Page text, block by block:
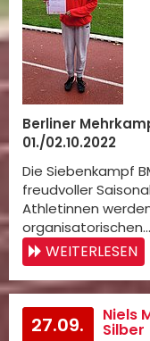
Berliner
01./02.10.2022
Die Siebenkampf
freudvoller
Athletinnen
organisatorischen…
WEITERLESEN
27.09. Niels
Silber